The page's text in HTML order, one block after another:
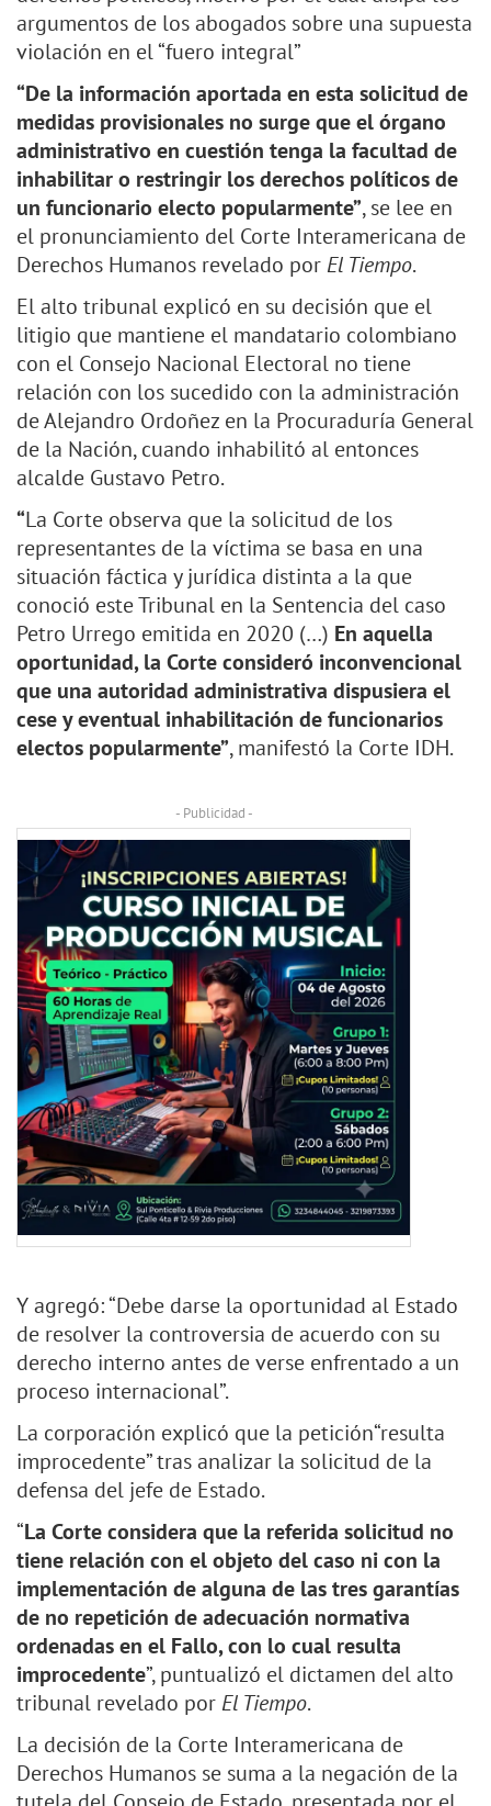
argumentos de los abogados sobre una supuesta
violación en el “fuero integral”
“De la información aportada en esta solicitud de
medidas provisionales no surge que el órgano
administrativo en cuestión tenga la facultad de
inhabilitar o restringir los derechos políticos de
un funcionario electo popularmente”, se lee en
el pronunciamiento del Corte Interamericana de
Derechos Humanos revelado por El Tiempo.
El alto tribunal explicó en su decisión que el
litigio que mantiene el mandatario colombiano
con el Consejo Nacional Electoral no tiene
relación con los sucedido con la administración
de Alejandro Ordoñez en la Procuraduría General
de la Nación, cuando inhabilitó al entonces
alcalde Gustavo Petro.
“La Corte observa que la solicitud de los
representantes de la víctima se basa en una
situación fáctica y jurídica distinta a la que
conoció este Tribunal en la Sentencia del caso
Petro Urrego emitida en 2020 (…) En aquella
oportunidad, la Corte consideró inconvencional
que una autoridad administrativa dispusiera el
cese y eventual inhabilitación de funcionarios
electos popularmente”, manifestó la Corte IDH.
- Publicidad -
Y agregó: “Debe darse la oportunidad al Estado
de resolver la controversia de acuerdo con su
derecho interno antes de verse enfrentado a un
proceso internacional”.
La corporación explicó que la petición“resulta
improcedente” tras analizar la solicitud de la
defensa del jefe de Estado.
“La Corte considera que la referida solicitud no
tiene relación con el objeto del caso ni con la
implementación de alguna de las tres garantías
de no repetición de adecuación normativa
ordenadas en el Fallo, con lo cual resulta
improcedente”, puntualizó el dictamen del alto
tribunal revelado por El Tiempo.
La decisión de la Corte Interamericana de
Derechos Humanos se suma a la negación de la